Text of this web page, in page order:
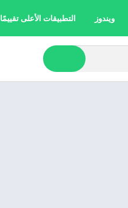
ويندوز التطبيقات الأعلى تقييمًا